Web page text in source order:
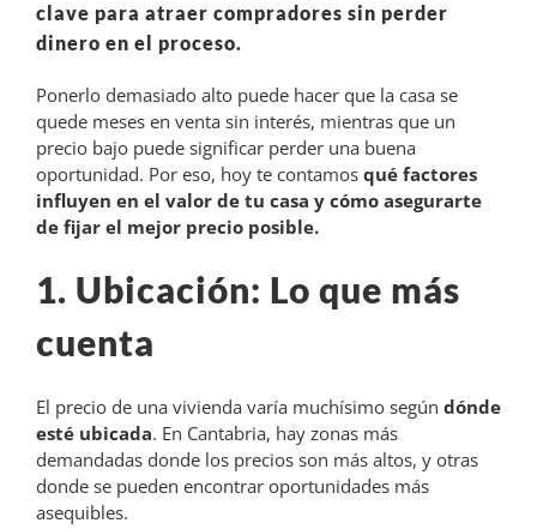
clave para atraer compradores sin perder
dinero en el proceso.
Ponerlo demasiado alto puede hacer que la casa se
quede meses en venta sin interés, mientras que un
precio bajo puede significar perder una buena
oportunidad. Por eso, hoy te contamos qué factores
influyen en el valor de tu casa y cómo asegurarte
de fijar el mejor precio posible.
1. Ubicación: Lo que más
cuenta
El precio de una vivienda varía muchísimo según dónde
esté ubicada. En Cantabria, hay zonas más
demandadas donde los precios son más altos, y otras
donde se pueden encontrar oportunidades más
asequibles.